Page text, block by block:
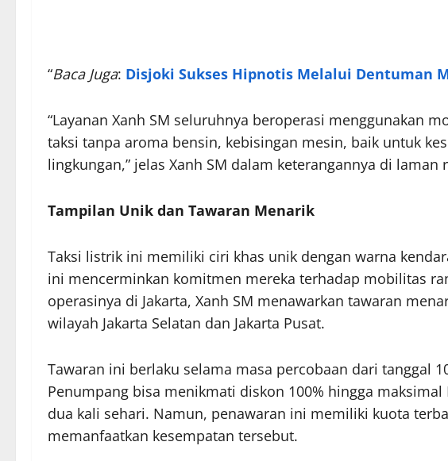
“Baca Juga: Disjoki Sukses Hipnotis Melalui Dentuman
“Layanan Xanh SM seluruhnya beroperasi menggunakan
taksi tanpa aroma bensin, kebisingan mesin, baik untuk
lingkungan,” jelas Xanh SM dalam keterangannya di laman
Tampilan Unik dan Tawaran Menarik
Taksi listrik ini memiliki ciri khas unik dengan warna
ini mencerminkan komitmen mereka terhadap mobilitas
operasinya di Jakarta, Xanh SM menawarkan tawaran
wilayah Jakarta Selatan dan Jakarta Pusat.
Tawaran ini berlaku selama masa percobaan dari tanggal
Penumpang bisa menikmati diskon 100% hingga
dua kali sehari. Namun, penawaran ini memiliki kuota
memanfaatkan kesempatan tersebut.